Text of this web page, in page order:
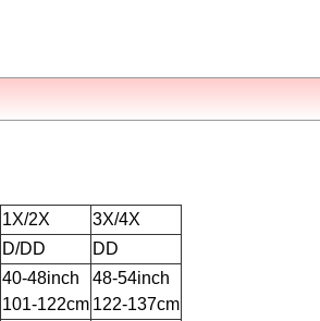
1X/2X
3X/4X
D/DD DD
40-48inch
101-122cm
48-54inch
122-137cm